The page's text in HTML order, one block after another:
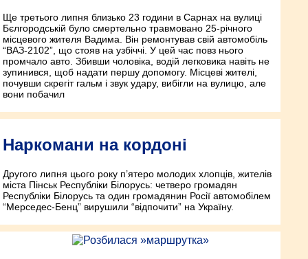
Ще третього липня близько 23 години в Сарнах на вулиці
Бєлгородській було смертельно травмовано 25-річного
місцевого жителя Вадима. Він ремонтував свій автомобіль
“ВАЗ-2102”, що стояв на узбіччі. У цей час повз нього
промчало авто. Збивши чоловіка, водій легковика навіть не
зупинився, щоб надати першу допомогу. Місцеві жителі,
почувши скрегіт гальм і звук удару, вибігли на вулицю, але
вони побачил
Наркомани на кордоні
Другого липня цього року п’ятеро молодих хлопців, жителів
міста Пінськ Республіки Білорусь: четверо громадян
Республіки Білорусь та один громадянин Росії автомобілем
“Мерседес-Бенц” вирушили “відпочити” на Україну.